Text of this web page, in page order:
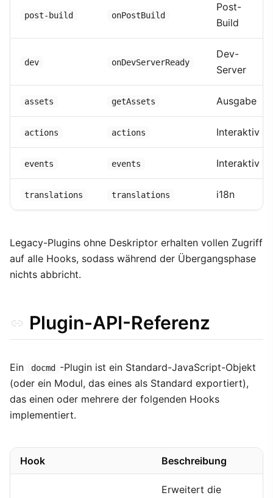
post-build onPostBuild
Post-
Build
dev onDevServerReady
Dev-
Server
assets getAssets Ausgabe
actions actions Interaktiv
events events Interaktiv
translations translations i18n
Legacy-Plugins ohne Deskriptor erhalten vollen Zugriff
auf alle Hooks, sodass während der Übergangsphase
nichts abbricht.
Plugin-API-Referenz
Ein docmd
-Plugin ist ein Standard-JavaScript-Objekt
(oder ein Modul, das eines als Standard exportiert),
das einen oder mehrere der folgenden Hooks
implementiert.
Hook Beschreibung
Erweitert die